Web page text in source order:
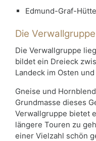
Edmund-Graf-
Die Verwallgruppe
Die Verwallgruppe
bildet ein Dreieck
Landeck im Osten
Gneise und
Grundmasse dieses
Verwallgruppe bietet
längere Touren zu
einer Vielzahl schön